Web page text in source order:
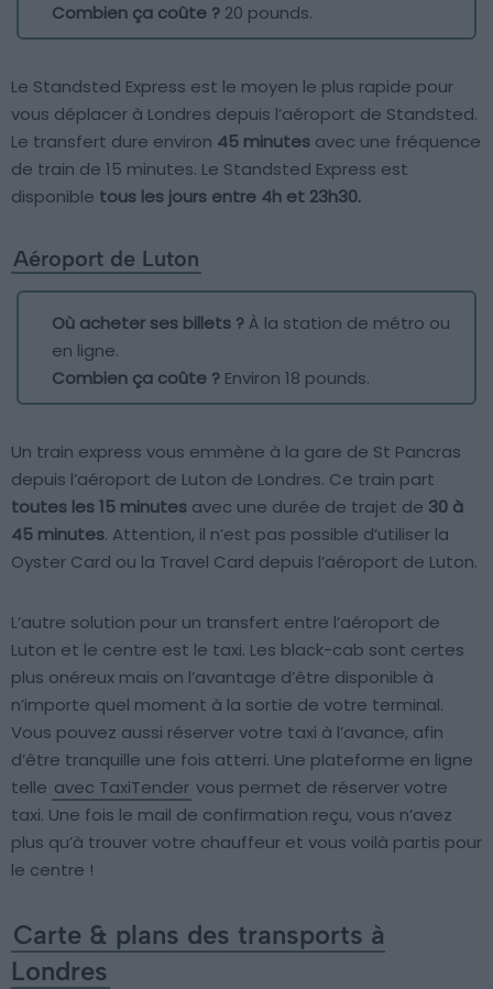
Combien ça coûte ? 20 pounds.
Le Standsted Express est le moyen le plus rapide pour
vous déplacer à Londres depuis l’aéroport de Standsted.
Le transfert dure environ 45 minutes avec une fréquence
de train de 15 minutes. Le Standsted Express est
disponible tous les jours entre 4h et 23h30.
Aéroport de Luton
Où acheter ses billets ?À la station de métro ou
en ligne.
Combien ça coûte ? Environ 18 pounds.
Un train express vous emmène à la gare de St Pancras
depuis l’aéroport de Luton de Londres. Ce train part
toutes les 15 minutes avec une durée de trajet de 30 à
45 minutes. Attention, il n’est pas possible d’utiliser la
Oyster Card ou la Travel Card depuis l’aéroport de Luton.
L’autre solution pour un transfert entre l’aéroport de
Luton et le centre est le taxi. Les black-cab sont certes
plus onéreux mais on l’avantage d’être disponible à
n’importe quel moment à la sortie de votre terminal.
Vous pouvez aussi réserver votre taxi à l’avance, afin
d’être tranquille une fois atterri. Une plateforme en ligne
telle avec TaxiTender vous permet de réserver votre
taxi. Une fois le mail de confirmation reçu, vous n’avez
plus qu’à trouver votre chauffeur et vous voilà partis pour
le centre !
Carte & plans des transports à
Londres